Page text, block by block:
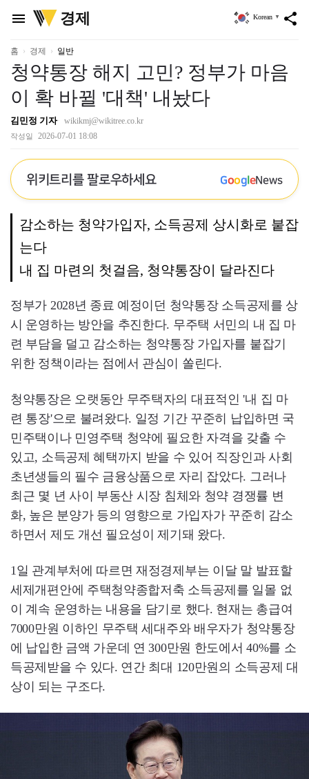
menu
위
키
리
경제 share
Korean ▼
홈 경제 일반
청약통장 해지 고민? 정부가 마음
이 확 바뀔 '대책' 내놨다
김민정 기자 wikikmj@wikitree.co.kr
작성일 2026-07-01 18:08
위키트리를 팔로우하세요 GoogleNews
감소하는 청약가입자, 소득공제 상시화로 붙잡
는다
내 집 마련의 첫걸음, 청약통장이 달라진다
정부가 2028년 종료 예정이던 청약통장 소득공제를 상
시 운영하는 방안을 추진한다. 무주택 서민의 내 집 마
련 부담을 덜고 감소하는 청약통장 가입자를 붙잡기
위한 정책이라는 점에서 관심이 쏠린다.
청약통장은 오랫동안 무주택자의 대표적인 '내 집 마
련 통장'으로 불려왔다. 일정 기간 꾸준히 납입하면 국
민주택이나 민영주택 청약에 필요한 자격을 갖출 수
있고, 소득공제 혜택까지 받을 수 있어 직장인과 사회
초년생들의 필수 금융상품으로 자리 잡았다. 그러나
최근 몇 년 사이 부동산 시장 침체와 청약 경쟁률 변
화, 높은 분양가 등의 영향으로 가입자가 꾸준히 감소
하면서 제도 개선 필요성이 제기돼 왔다.
1일 관계부처에 따르면 재정경제부는 이달 말 발표할
세제개편안에 주택청약종합저축 소득공제를 일몰 없
이 계속 운영하는 내용을 담기로 했다. 현재는 총급여
7000만원 이하인 무주택 세대주와 배우자가 청약통장
에 납입한 금액 가운데 연 300만원 한도에서 40%를 소
득공제받을 수 있다. 연간 최대 120만원의 소득공제 대
상이 되는 구조다.